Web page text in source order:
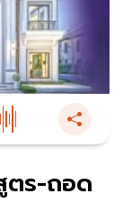
ตร-ถอด